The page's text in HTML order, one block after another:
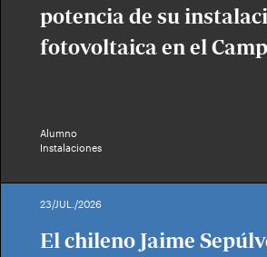
potencia de su
fotovoltaica en el
Alumno
Instalaciones
23/JUL./2026
El chileno Jaime